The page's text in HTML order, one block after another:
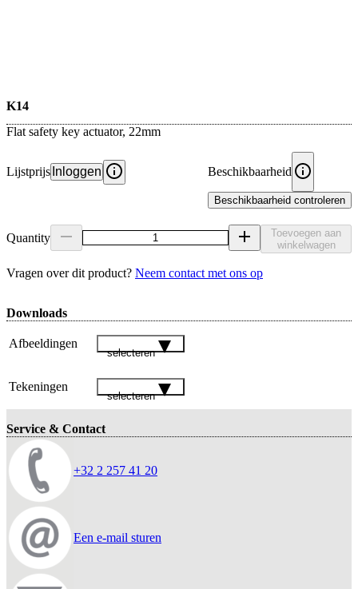
K14
Flat safety key actuator, 22mm
Lijstprijs Inloggen Beschikbaarheid
Beschikbaarheid controleren
Quantity
Toevoegen aan
winkelwagen
Vragen over dit product? Neem contact met ons op
Downloads
Afbeeldingen
selecteren
Tekeningen
selecteren
Service & Contact
+32 2 257 41 20
Een e-mail sturen